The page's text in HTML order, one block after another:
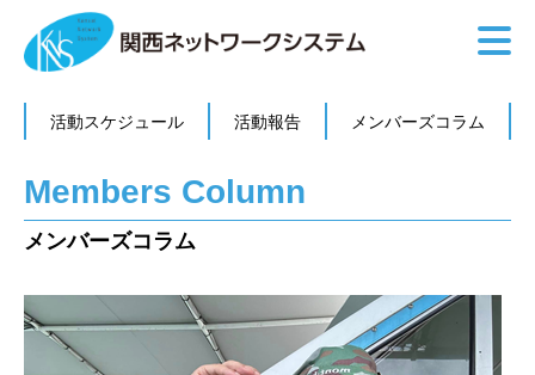
活動スケジュール 活動報告 メンバーズコラム
Members Column
メンバーズコラム